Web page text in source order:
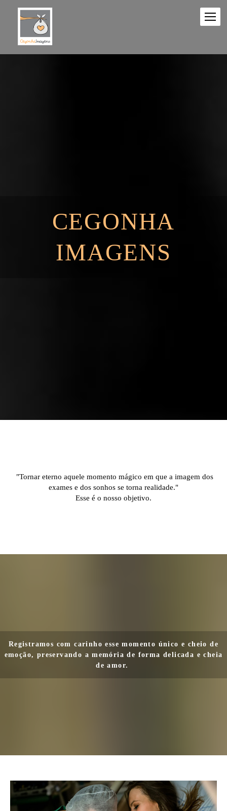
CEGONHA
IMAGENS
"Tornar eterno aquele momento mágico em que a imagem dos
exames e dos sonhos se torna realidade."
Esse é o nosso objetivo.
Registramos com carinho esse momento único e cheio de
emoção, preservando a memória de forma delicada e cheia
de amor.